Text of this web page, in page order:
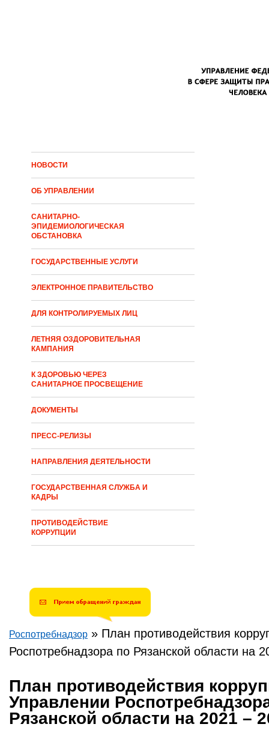
НОВОСТИ
ОБ УПРАВЛЕНИИ
САНИТАРНО-
ЭПИДЕМИОЛОГИЧЕСКАЯ
ОБСТАНОВКА
ГОСУДАРСТВЕННЫЕ УСЛУГИ
ЭЛЕКТРОННОЕ ПРАВИТЕЛЬСТВО
ДЛЯ КОНТРОЛИРУЕМЫХ ЛИЦ
ЛЕТНЯЯ ОЗДОРОВИТЕЛЬНАЯ
КАМПАНИЯ
К ЗДОРОВЬЮ ЧЕРЕЗ
САНИТАРНОЕ ПРОСВЕЩЕНИЕ
ДОКУМЕНТЫ
ПРЕСС-РЕЛИЗЫ
НАПРАВЛЕНИЯ ДЕЯТЕЛЬНОСТИ
ГОСУДАРСТВЕННАЯ СЛУЖБА И
КАДРЫ
ПРОТИВОДЕЙСТВИЕ
КОРРУПЦИИ
Вы здесь
Роспотребнадзор » План противодействия
Роспотребнадзора по Рязанской области на
План противодействия
Управлении
Рязанской области на 2021 –